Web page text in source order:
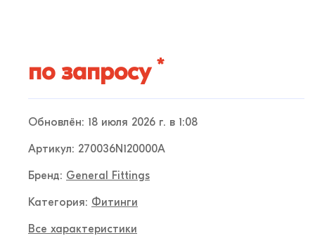
по запросу *
Обновлён: 18 июля 2026 г. в 1:08
Артикул: 270036N120000A
Бренд: General Fittings
Категория: Фитинги
Все характеристики